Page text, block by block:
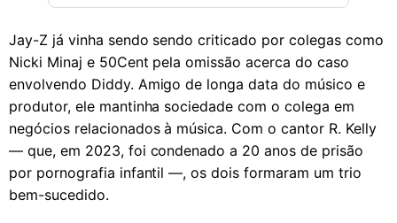
Jay-Z já vinha sendo sendo criticado por colegas como
Nicki Minaj e 50Cent pela omissão acerca do caso
envolvendo Diddy. Amigo de longa data do músico e
produtor, ele mantinha sociedade com o colega em
negócios relacionados à música. Com o cantor R. Kelly
— que, em 2023, foi condenado a 20 anos de prisão
por pornografia infantil —, os dois formaram um trio
bem-sucedido.